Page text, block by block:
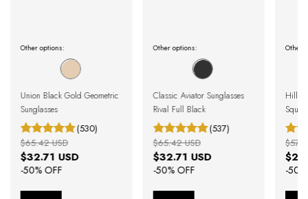
Other options:
Union Black Gold Geometric
Sunglasses
(530)
$32.71 USD
-50% OFF
$65.42 USD
Other options:
Classic Aviator Sunglasses
Rival Full Black
(537)
$32.71 USD
-50% OFF
$65.42 USD
Other
Hills
-50